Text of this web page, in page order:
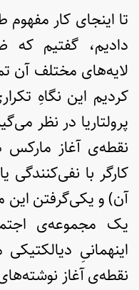
تا اینجای کار مفهوم
دادیم، گفتیم که
لایه‌های مختلف آن
کردیم این نگاهِ
پرولتاریا در نظر
نقطه‌ی آغاز مارکس
کارگر با نفی‌کنندگی
آن) و یکی‌گرفتن
یک مجموعه‌ی
اینهمانیِ
نقطه‌ی آغاز